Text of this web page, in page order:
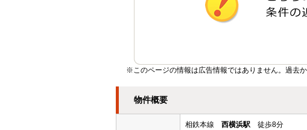
※このページの情報は広告情報ではありません。過去
物件概要
相鉄本線 西横浜駅 徒歩8分